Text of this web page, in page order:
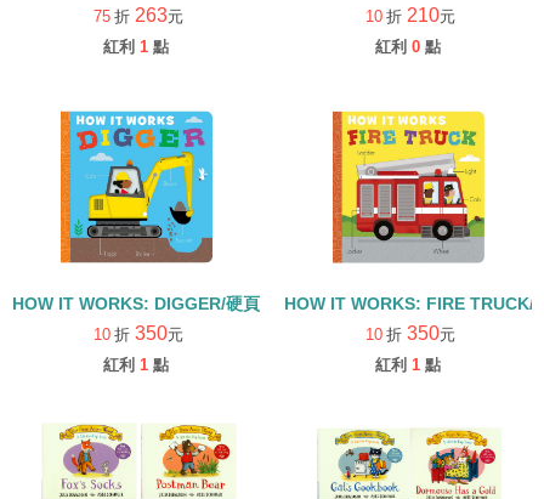
75 折 263元
紅利 1 點
10 折 210元
紅利 0 點
HOW IT WORKS: DIGGER/硬頁書
10 折 350元
紅利 1 點
HOW IT WORKS: FIRE TRUCK/
10 折 350元
紅利 1 點